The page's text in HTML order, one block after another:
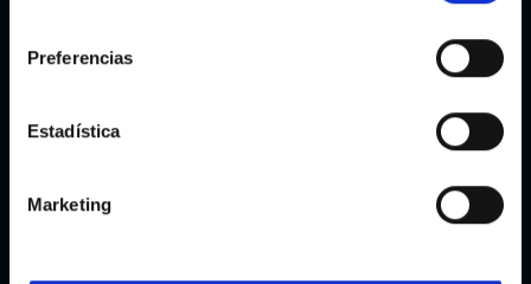
Preferencias
Estadística
Marketing